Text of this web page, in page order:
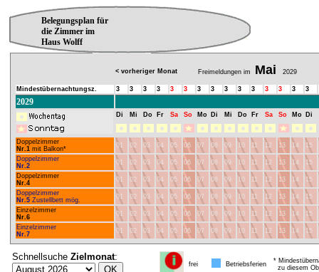
Belegungsplan für
die Zimmer im
Haus Wolff
< vorheriger Monat Freimeldungen im Mai 2029
Mindestübernachtungsz. 3 3 3 3 3 3 3 3 3 3 3 3 3 3 3
2029
Di Mi Do Fr Sa So Mo Di Mi Do Fr Sa So Mo Di
Doppelzimmer
Nr.1 mit Balkon* 01 02 03 04 05 06 07 08 09 10 11 12 13 14
15
Doppelzimmer
Nr.2
01 02 03 04 05 06 07 08 09 10 11 12 13 14
15
Doppelzimmer
Nr.4
01 02 03 04 05 06 07 08 09 10 11 12 13 14
15
Doppelzimmer
Nr.5 Zustellbett mög. 01 02 03 04 05 06 07 08 09 10 11 12 13 14
15
Einzelzimmer
Nr.6
01 02 03 04 05 06 07 08 09 10 11 12 13 14
15
Einzelzimmer
Nr.7
01 02 03 04 05 06 07 08 09 10 11 12 13 14 15
Schnellsuche Zielmonat:
frei Betriebsferien
*
zu diesem